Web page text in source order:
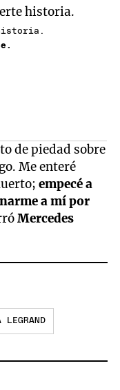
de piedad sobre
Me enteré
empecé a
a mí por
Mercedes
LEGRAND